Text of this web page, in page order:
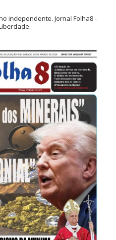
independente.Jornal Folha8 -